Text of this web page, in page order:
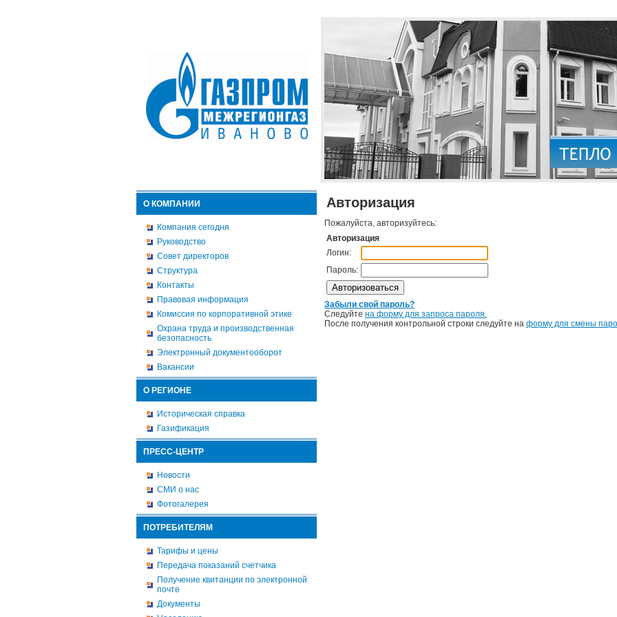
О КОМПАНИИ
Компания сегодня
Руководство
Совет директоров
Структура
Контакты
Правовая информация
Комиссия по корпоративной этике
Охрана труда и производственная
безопасность
Электронный документооборот
Вакансии
О РЕГИОНЕ
Историческая справка
Газификация
ПРЕСС-ЦЕНТР
Новости
СМИ о нас
Фотогалерея
ПОТРЕБИТЕЛЯМ
Тарифы и цены
Передача показаний счетчика
Получение квитанции по электронной
почте
Документы
Авторизация
Пожалуйста, авторизуйтесь:
Авторизация
Логин:
Пароль:
Забыли свой пароль?
Следуйте на форму для запроса пароля.
После получения контрольной строки следуйте на форму для смены